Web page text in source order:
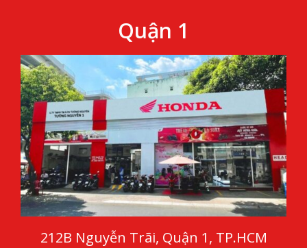
Quận 1
212B Nguyễn Trãi, Quận 1, TP.HCM